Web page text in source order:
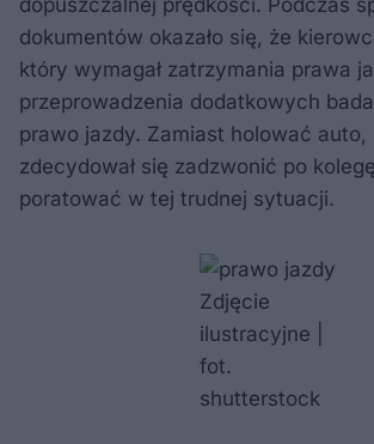
dokumentów okazało się, że
który wymagał zatrzymania prawa
przeprowadzenia dodatkowych
prawo jazdy. Zamiast holować auto,
zdecydował się zadzwonić po
poratować w tej trudnej sytuacji.
Zdjęcie
ilustracyjne |
fot.
shutterstock